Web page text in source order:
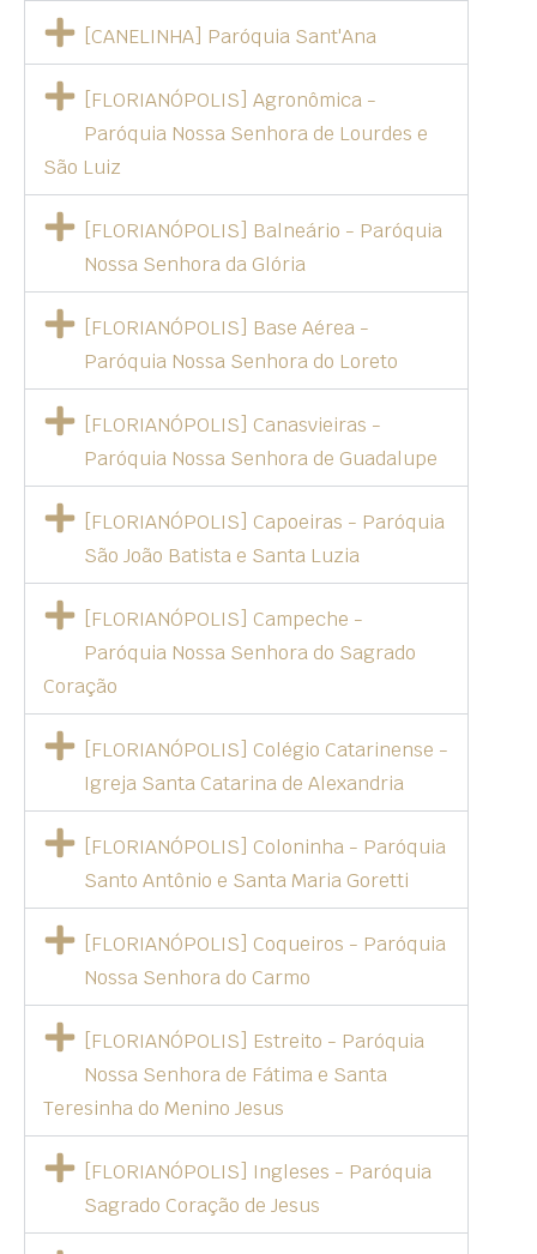
[CANELINHA] Paróquia Sant'Ana
[FLORIANÓPOLIS] Agronômica -
Paróquia Nossa Senhora de Lourdes e
São Luiz
[FLORIANÓPOLIS] Balneário - Paróquia
Nossa Senhora da Glória
[FLORIANÓPOLIS] Base Aérea -
Paróquia Nossa Senhora do Loreto
[FLORIANÓPOLIS] Canasvieiras -
Paróquia Nossa Senhora de Guadalupe
[FLORIANÓPOLIS] Capoeiras - Paróquia
São João Batista e Santa Luzia
[FLORIANÓPOLIS] Campeche -
Paróquia Nossa Senhora do Sagrado
Coração
[FLORIANÓPOLIS] Colégio Catarinense -
Igreja Santa Catarina de Alexandria
[FLORIANÓPOLIS] Coloninha - Paróquia
Santo Antônio e Santa Maria Goretti
[FLORIANÓPOLIS] Coqueiros - Paróquia
Nossa Senhora do Carmo
[FLORIANÓPOLIS] Estreito - Paróquia
Nossa Senhora de Fátima e Santa
Teresinha do Menino Jesus
[FLORIANÓPOLIS] Ingleses - Paróquia
Sagrado Coração de Jesus